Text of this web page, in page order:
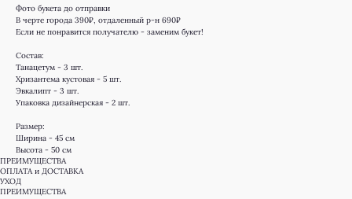
Фото букета до отправки
В черте города 390₽, отдаленный р-н 690₽
Если не понравится получателю - заменим букет!
Состав:
Танацетум - 3 шт.
Хризантема кустовая - 5 шт.
Эвкалипт - 3 шт.
Упаковка дизайнерская - 2 шт.
Размер:
Ширина - 45 см
Высота - 50 см
ПРЕИМУЩЕСТВА
ОПЛАТА и ДОСТАВКА
УХОД
ПРЕИМУЩЕСТВА